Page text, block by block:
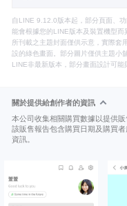
自LINE 9.12.0版本起，部分頁面、
能會根據您的LINE版本及裝置機型
所刊載之主題封面僅供示意，實際套
設的綠色畫面。部分圖片僅供主題小
LINE非最新版本，部分畫面設計可能
關於提供給創作者的資訊
本公司收集相關購買數據以提供販
該販售報告包含購買日期及購買
資訊。